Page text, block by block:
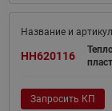
HH620116
Запросить КП